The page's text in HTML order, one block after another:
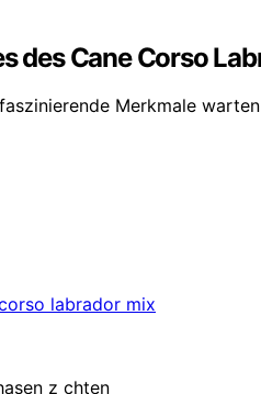
des Cane Corso
Merkmale